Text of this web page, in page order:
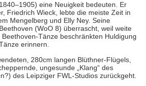
eine Neuigkeit bedeuten. Er
Friedrich Wieck, lebte die meiste Zeit in
Mengelberg und Elly Ney. Seine
(WoO 8) überrascht, weil weite
Tänze beschränkten Huldigung
erinnern.
280cm langen Blüthner-Flügels,
ungesunde „Klang“ des
des Leipziger FWL-Studios zurückgeht.